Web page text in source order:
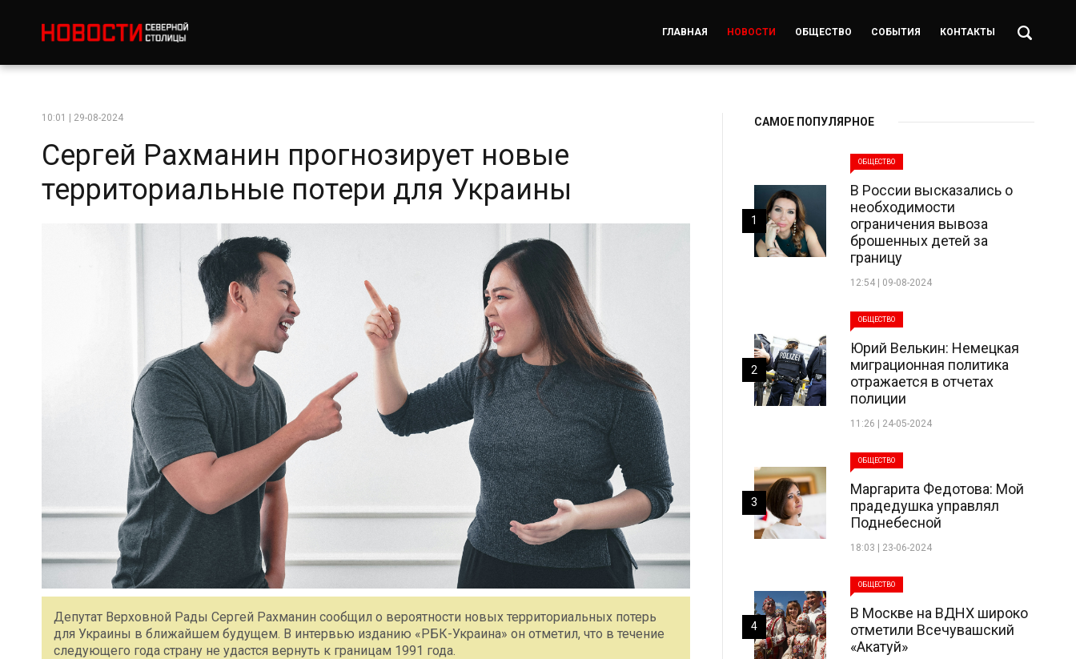
ГЛАВНАЯ НОВОСТИ ОБЩЕСТВО СОБЫТИЯ КОНТАКТЫ
10:01 | 29-08-2024
Сергей Рахманин прогнозирует новые
территориальные потери для Украины
Депутат Верховной Рады Сергей Рахманин сообщил о вероятности новых территориальных потерь
для Украины в ближайшем будущем. В интервью изданию «РБК-Украина» он отметил, что в течение
следующего года страну не удастся вернуть к границам 1991 года.
САМОЕ ПОПУЛЯРНОЕ
ОБЩЕСТВО
В России высказались о
необходимости
ограничения вывоза
брошенных детей за
границу
12:54 | 09-08-2024
1
ОБЩЕСТВО
Юрий Велькин: Немецкая
миграционная политика
отражается в отчетах
полиции
11:26 | 24-05-2024
2
ОБЩЕСТВО
Маргарита Федотова: Мой
прадедушка управлял
Поднебесной
18:03 | 23-06-2024
3
ОБЩЕСТВО
В Москве на ВДНХ широко
отметили Всечувашский
«Акатуй»
4